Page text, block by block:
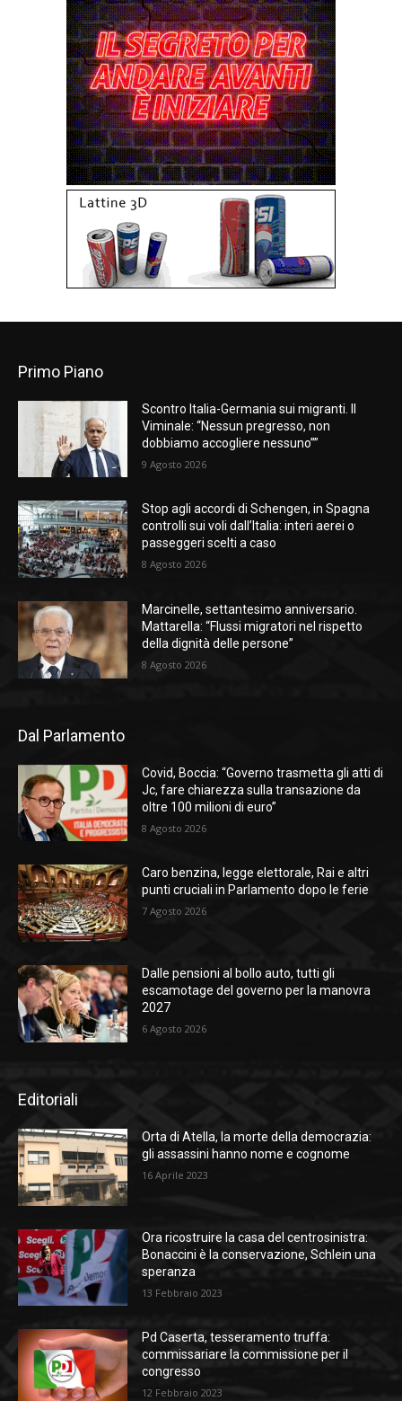
Primo Piano
Scontro Italia-Germania sui migranti. Il
Viminale: “Nessun pregresso, non
dobbiamo accogliere nessuno””
9 Agosto 2026
Stop agli accordi di Schengen, in Spagna
controlli sui voli dall’Italia: interi aerei o
passeggeri scelti a caso
8 Agosto 2026
Marcinelle, settantesimo anniversario.
Mattarella: “Flussi migratori nel rispetto
della dignità delle persone”
8 Agosto 2026
Dal Parlamento
Covid, Boccia: “Governo trasmetta gli atti di
Jc, fare chiarezza sulla transazione da
oltre 100 milioni di euro”
8 Agosto 2026
Caro benzina, legge elettorale, Rai e altri
punti cruciali in Parlamento dopo le ferie
7 Agosto 2026
Dalle pensioni al bollo auto, tutti gli
escamotage del governo per la manovra
2027
6 Agosto 2026
Editoriali
Orta di Atella, la morte della democrazia:
gli assassini hanno nome e cognome
16 Aprile 2023
Ora ricostruire la casa del centrosinistra:
Bonaccini è la conservazione, Schlein una
speranza
13 Febbraio 2023
Pd Caserta, tesseramento truffa:
commissariare la commissione per il
congresso
12 Febbraio 2023